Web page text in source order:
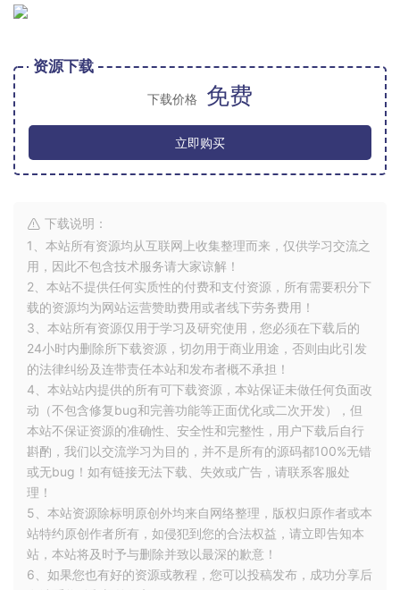
资源下载
下载价格 免费
立即购买
下载说明：
1、本站所有资源均从互联网上收集整理而来，仅供学习交流之
用，因此不包含技术服务请大家谅解！
2、本站不提供任何实质性的付费和支付资源，所有需要积分下
载的资源均为网站运营赞助费用或者线下劳务费用！
3、本站所有资源仅用于学习及研究使用，您必须在下载后的
24小时内删除所下载资源，切勿用于商业用途，否则由此引发
的法律纠纷及连带责任本站和发布者概不承担！
4、本站站内提供的所有可下载资源，本站保证未做任何负面改
动（不包含修复bug和完善功能等正面优化或二次开发），但
本站不保证资源的准确性、安全性和完整性，用户下载后自行
斟酌，我们以交流学习为目的，并不是所有的源码都100%无错
或无bug！如有链接无法下载、失效或广告，请联系客服处
理！
5、本站资源除标明原创外均来自网络整理，版权归原作者或本
站特约原创作者所有，如侵犯到您的合法权益，请立即告知本
站，本站将及时予与删除并致以最深的歉意！
6、如果您也有好的资源或教程，您可以投稿发布，成功分享后